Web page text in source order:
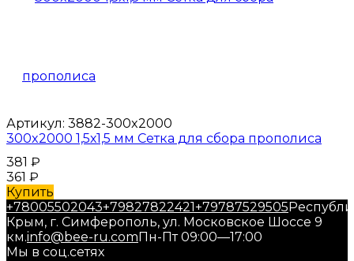
Артикул: 3882-300x2000
300x2000 1,5х1,5 мм Сетка для сбора прополиса
381 ₽
361 ₽
Купить
+78005502043+79827822421+79787529505
Крым, г. Симферополь, ул. Московское Шоссе 9
км.info@bee-ru.comПн-Пт 09:00—17:00
Мы в соц.сетях